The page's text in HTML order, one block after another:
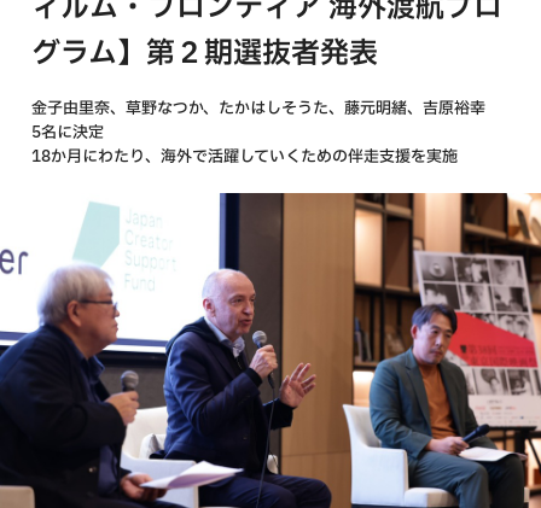
グラム】第２期選抜者発表
金子由里奈、草野なつか、たかはしそうた、藤元明緒、吉原裕幸
5名に決定
18か月にわたり、海外で活躍していくための伴走支援を実施